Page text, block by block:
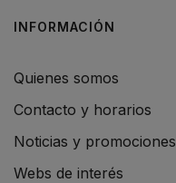
INFORMACIÓN
Quienes somos
Contacto y horarios
Noticias y promociones
Webs de interés